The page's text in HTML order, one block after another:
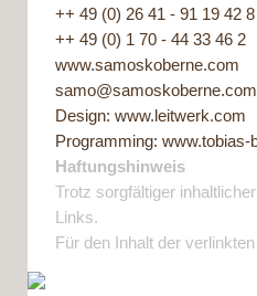
++ 49 (0) 26 41 - 91 19 42 8
++ 49 (0) 1 70 - 44 33 46 2
www.samoskoberne.com
samo@samoskoberne.com
Design: www.leitwerk.com
Programming: www.tobias-
Haftungshinweis
Trotz sorgfältiger
Links.
Für den Inhalt der